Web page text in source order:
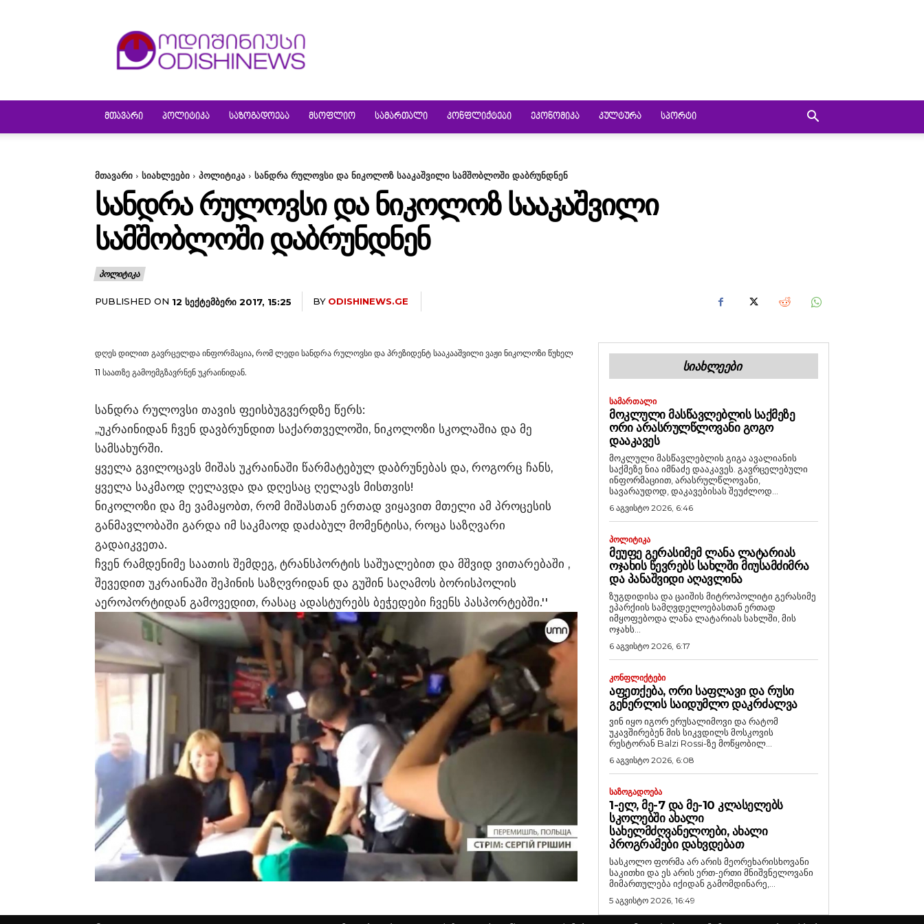
ᲛᲗᲐᲕᲐᲠᲘ ᲞᲝᲚᲘᲢᲘᲙᲐ ᲡᲐᲖᲝᲒᲐᲓᲝᲔᲑᲐ ᲛᲡᲝᲤᲚᲘᲝ ᲡᲐᲛᲐᲠᲗᲐᲚᲘ ᲙᲝᲜᲤᲚᲘᲥᲢᲔᲑᲘ ᲔᲙᲝᲜᲝᲛᲘᲙᲐ ᲙᲣᲚᲢᲣᲠᲐ ᲡᲞᲝᲠᲢᲘ
მთავარი სიახლეები პოლიტიკა სანდრა რულოვსი და ნიკოლოზ სააკაშვილი სამშობლოში დაბრუნდნენ
ᲡᲐᲜᲓᲠᲐ ᲠᲣᲚᲝᲕᲡᲘ ᲓᲐ ᲜᲘᲙᲝᲚᲝᲖ ᲡᲐᲐᲙᲐᲨᲕᲘᲚᲘ
ᲡᲐᲛᲨᲝᲑᲚᲝᲨᲘ ᲓᲐᲑᲠᲣᲜᲓᲜᲔᲜ
ᲞᲝᲚᲘᲢᲘᲙᲐ
PUBLISHED ON 12 ᲡᲔᲥᲢᲔᲛᲑᲔᲠᲘ 2017, 15:25 BY ODISHINEWS.GE
დღეს დილით გავრცელდა ინფორმაცია, რომ ლედი სანდრა რულოვსი და პრეზიდენტ სააკააშვილი ვაჟი ნიკოლოზი წუხელ
11 საათზე გამოემგზავრნენ უკრაინიდან.
სანდრა რულოვსი თავის ფეისბუგვერდზე წერს:
,,უკრაინიდან ჩვენ დავბრუნდით საქართველოში, ნიკოლოზი სკოლაშია და მე
სამსახურში.
ყველა გვილოცავს მიშას უკრაინაში წარმატებულ დაბრუნებას და, როგორც ჩანს,
ყველა საკმაოდ ღელავდა და დღესაც ღელავს მისთვის!
ნიკოლოზი და მე ვამაყობთ, რომ მიშასთან ერთად ვიყავით მთელი ამ პროცესის
განმავლობაში გარდა იმ საკმაოდ დაძაბულ მომენტისა, როცა საზღვარი
გადაიკვეთა.
ჩვენ რამდენიმე საათის შემდეგ, ტრანსპორტის საშუალებით და მშვიდ ვითარებაში ,
შევედით უკრაინაში შეჰინის საზღვრიდან და გუშინ საღამოს ბორისპოლის
აეროპორტიდან გამოვედით, რასაც ადასტურებს ბეჭედები ჩვენს პასპორტებში.''
ᲡᲘᲐᲮᲚᲔᲔᲑᲘ
ᲡᲐᲛᲐᲠᲗᲐᲚᲘ
ᲛᲝᲙᲚᲣᲚᲘ ᲛᲐᲡᲬᲐᲕᲚᲔᲑᲚᲘᲡ ᲡᲐᲥᲛᲔᲖᲔ
ᲝᲠᲘ ᲐᲠᲐᲡᲠᲣᲚᲬᲚᲝᲕᲐᲜᲘ ᲒᲝᲒᲝ
ᲓᲐᲐᲙᲐᲕᲔᲡ
მოკლული მასწავლებლის გიგა ავალიანის
საქმეზე ნია იმნაძე დააკავეს. გავრცელებული
ინფორმაციით, არასრულწლოვანი,
სავარაუდოდ, დაკავებისას შეუძლოდ...
6 აგვისტო 2026, 6:46
ᲞᲝᲚᲘᲢᲘᲙᲐ
ᲛᲔᲣᲤᲔ ᲒᲔᲠᲐᲡᲘᲛᲔᲛ ᲚᲐᲜᲐ ᲚᲐᲢᲐᲠᲘᲐᲡ
ᲝᲯᲐᲮᲘᲡ ᲬᲔᲕᲠᲔᲑᲡ ᲡᲐᲮᲚᲨᲘ ᲛᲘᲣᲡᲐᲛᲫᲘᲛᲠᲐ
ᲓᲐ ᲞᲐᲜᲐᲨᲕᲘᲓᲘ ᲐᲦᲐᲕᲚᲘᲜᲐ
ზუგდიდისა და ცაიშის მიტროპოლიტი გერასიმე
ეპარქიის სამღვდელოებასთან ერთად
იმყოფებოდა ლანა ლატარიას სახლში, მის
ოჯახს...
6 აგვისტო 2026, 6:17
ᲙᲝᲜᲤᲚᲘᲥᲢᲔᲑᲘ
ᲐᲤᲔᲗᲥᲔᲑᲐ, ᲝᲠᲘ ᲡᲐᲤᲚᲐᲕᲘ ᲓᲐ ᲠᲣᲡᲘ
ᲒᲔᲜᲔᲠᲚᲘᲡ ᲡᲐᲘᲓᲣᲛᲚᲝ ᲓᲐᲙᲠᲫᲐᲚᲕᲐ
ვინ იყო იგორ ერუსალიმოვი და რატომ
უკავშირებენ მის სიკვდილს მოსკოვის
რესტორან Balzi Rossi-ზე მოწყობილ...
6 აგვისტო 2026, 6:08
ᲡᲐᲖᲝᲒᲐᲓᲝᲔᲑᲐ
1-ᲔᲚ, ᲛᲔ-7 ᲓᲐ ᲛᲔ-10 ᲙᲚᲐᲡᲔᲚᲔᲑᲡ
ᲡᲙᲝᲚᲔᲑᲨᲘ ᲐᲮᲐᲚᲘ
ᲡᲐᲮᲔᲚᲛᲫᲦᲕᲐᲜᲔᲚᲝᲔᲑᲘ, ᲐᲮᲐᲚᲘ
ᲞᲠᲝᲒᲠᲐᲛᲔᲑᲘ ᲓᲐᲮᲕᲓᲔᲑᲐᲗ
სასკოლო ფორმა არ არის მეორეხარისხოვანი
საკითხი და ეს არის ერთ-ერთი მნიშვნელოვანი
მიმართულება იქიდან გამომდინარე,...
5 აგვისტო 2026, 16:49